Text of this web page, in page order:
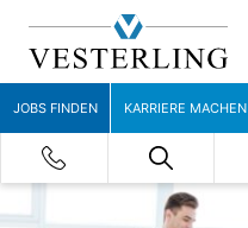
JOBS FINDEN KARRIERE MACHEN